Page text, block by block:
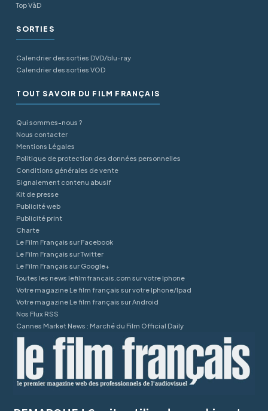
Top VàD
SORTIES
Calendrier des sorties DVD/blu-ray
Calendrier des sorties VOD
TOUT SAVOIR DU FILM FRANÇAIS
Qui sommes-nous ?
Nous contacter
Mentions Légales
Politique de protection des données personnelles
Conditions générales de vente
Signalement contenu abusif
Kit de presse
Publicité web
Publicité print
Charte
Le Film Français sur Facebook
Le Film Français sur Twitter
Le Film Français sur Google+
Toutes les news lefilmfrancais.com sur votre Iphone
Votre magazine Le film français sur votre Iphone/Ipad
Votre magazine Le film français sur Android
Nos Flux RSS
Cannes Market News : Marché du Film Official Daily